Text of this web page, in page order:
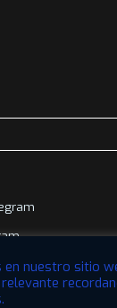
en nuestro sitio